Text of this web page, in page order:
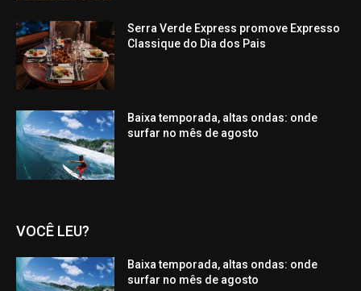
Serra Verde Express promove Expresso
Classique do Dia dos Pais
Baixa temporada, altas ondas: onde
surfar no mês de agosto
VOCÊ LEU?
Baixa temporada, altas ondas: onde
surfar no mês de agosto